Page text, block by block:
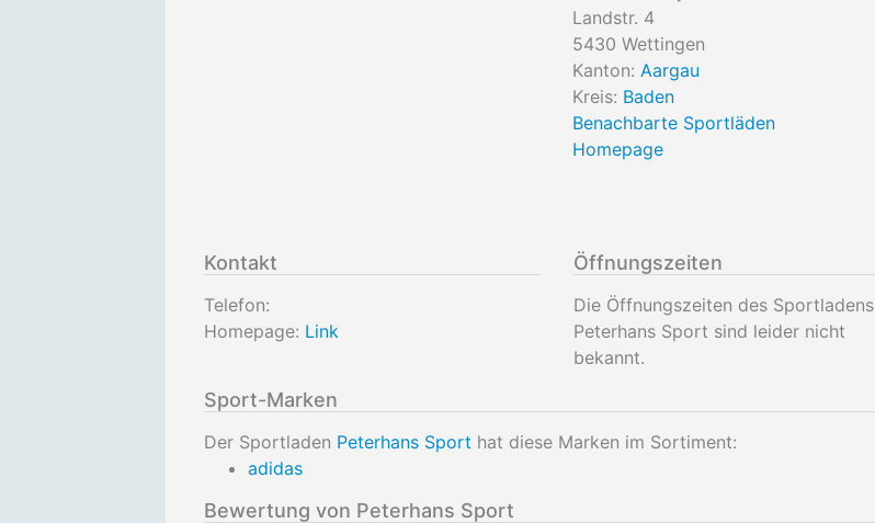
Landstr. 4
5430 Wettingen
Kanton: Aargau
Kreis: Baden
Benachbarte Sportläden
Homepage
Kontakt
Telefon:
Homepage: Link
Öffnungszeiten
Die Öffnungszeiten des Sportladens
Peterhans Sport sind leider nicht
bekannt.
Sport-Marken
Der Sportladen Peterhans Sport hat diese Marken im Sortiment:
adidas
Bewertung von Peterhans Sport